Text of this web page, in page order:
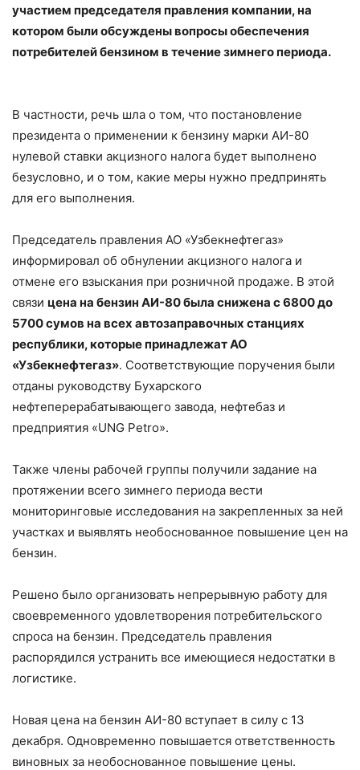
участием председателя правления компании, на
котором были обсуждены вопросы обеспечения
потребителей бензином в течение зимнего периода.
В частности, речь шла о том, что постановление
президента о применении к бензину марки АИ-80
нулевой ставки акцизного налога будет выполнено
безусловно, и о том, какие меры нужно предпринять
для его выполнения.
Председатель правления АО «Узбекнефтегаз»
информировал об обнулении акцизного налога и
отмене его взыскания при розничной продаже. В этой
связи цена на бензин АИ-80 была снижена с 6800 до
5700 сумов на всех автозаправочных станциях
республики, которые принадлежат АО
«Узбекнефтегаз». Соответствующие поручения были
отданы руководству Бухарского
нефтеперерабатывающего завода, нефтебаз и
предприятия «UNG Petro».
Также члены рабочей группы получили задание на
протяжении всего зимнего периода вести
мониторинговые исследования на закрепленных за ней
участках и выявлять необоснованное повышение цен на
бензин.
Решено было организовать непрерывную работу для
своевременного удовлетворения потребительского
спроса на бензин. Председатель правления
распорядился устранить все имеющиеся недостатки в
логистике.
Новая цена на бензин АИ-80 вступает в силу с 13
декабря. Одновременно повышается ответственность
виновных за необоснованное повышение цены.